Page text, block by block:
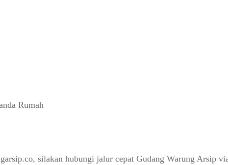
Rumah
silakan hubungi jalur cepat Gudang Warung Arsip